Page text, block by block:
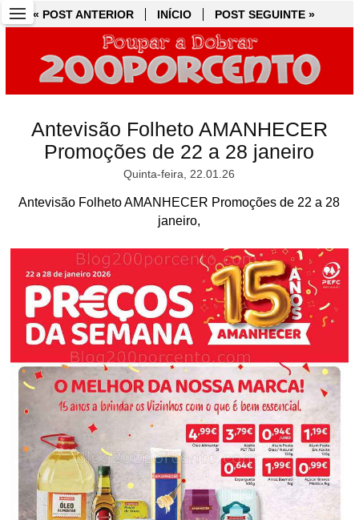
« POST ANTERIOR INÍCIO POST SEGUINTE »
Antevisão Folheto AMANHECER
Promoções de 22 a 28 janeiro
Quinta-feira, 22.01.26
Antevisão Folheto AMANHECER Promoções de 22 a 28
janeiro,
« POST ANTERIOR INÍCIO POST SEGUINTE »